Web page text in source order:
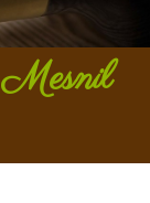
Mesnil